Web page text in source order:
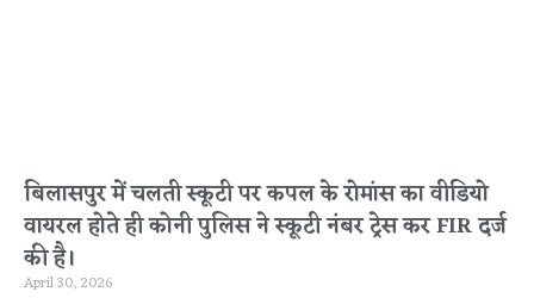
बिलासपुर में चलती स्कूटी पर कपल के रोमांस का वीडियो
वायरल होते ही कोनी पुलिस ने स्कूटी नंबर ट्रेस कर FIR दर्ज
की है।
April 30, 2026